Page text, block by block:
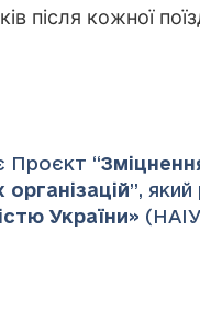
після кожної
Проєкт “
”, який
України»